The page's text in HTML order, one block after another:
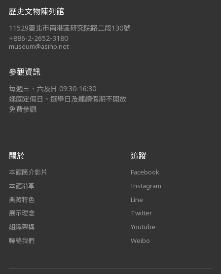
歷史文物陳列館
11529臺北市南港區研究院路二段130號
+886-2-2652-3180
museum@asihp.net
參觀資訊
每週三、六及日 09:30-16:30
逢國定假日、選舉日及連續假期不開放
免費參觀
關於
本館簡介影片
本館沿革
典藏特色
展示理念
組織架構
聯絡我們
追蹤
Facebook
Instagram
Line
Twitter
Youtube
Weibo